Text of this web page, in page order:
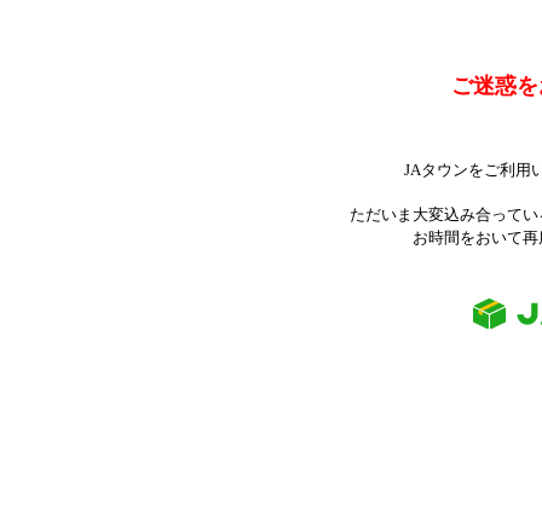
ご迷惑
JAタウンをご利用
ただいま大変込み合って
お時間をおいて